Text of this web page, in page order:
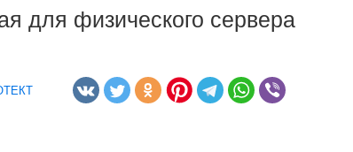
для физического сервера